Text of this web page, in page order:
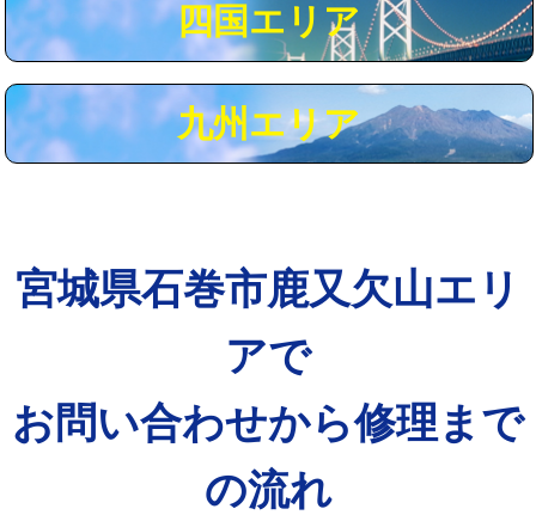
※給水管工事は20mmまでの価格です。
四国エリア
九州エリア
宮城県石巻市鹿又欠山エリ
アで
お問い合わせから修理まで
の流れ